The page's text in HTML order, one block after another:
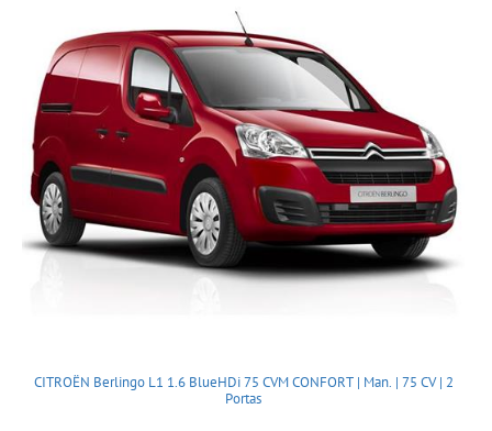
CITROËN Berlingo L1 1.6 BlueHDi 75 CVM CONFORT | Man. | 75 CV | 2
Portas